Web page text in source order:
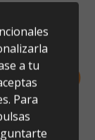
a tu
Para